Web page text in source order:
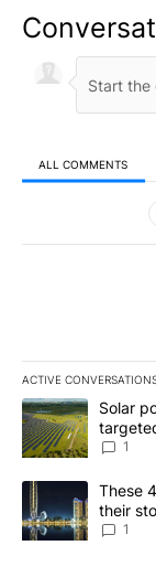
ALL COMMENTS
All
ACTIVE
The following is a
A trending article
Solar
News 8
1
A trendingThese
their
1